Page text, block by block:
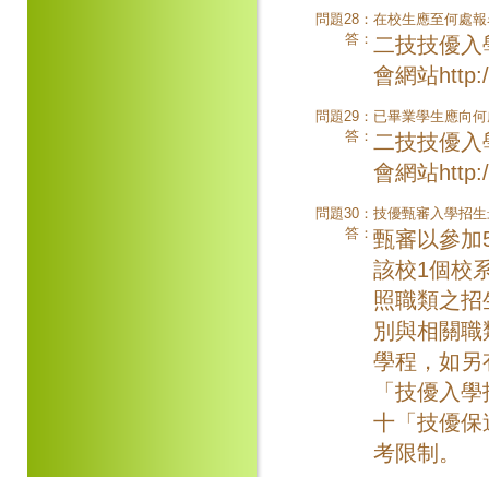
問題28： 在校生應至何處
答： 二技技優入
會網站
問題29： 已畢業學生應向
答： 二技技優入
會網站
問題30： 技優甄審入學招
答： 甄審以參加
該校1個校
照職類之
別與相關
學程，如另
「技優入
十「技優保
考限制。